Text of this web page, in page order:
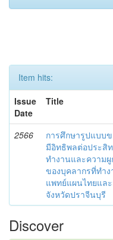
Item hits:
Issue
Date
Title
2566
การศึกษารูปแบบ
มีอิทธิพลต่อประสิ
ทำงานและความ
ของบุคลากรที่ทำ
แพทย์แผนไทยแล
จังหวัดปราจีนบุรี
Discover